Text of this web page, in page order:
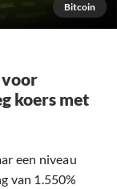
Bitcoin
koers met
een niveau
van 1.550%